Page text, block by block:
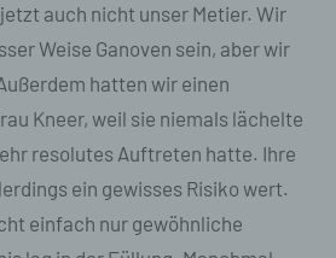
auch nicht unser Metier. Wir
Weise Ganoven sein, aber wir
hatten wir einen
Kneer, weil sie niemals lächelte
resolutes Auftreten hatte. Ihre
ein gewisses Risiko wert.
einfach nur gewöhnliche